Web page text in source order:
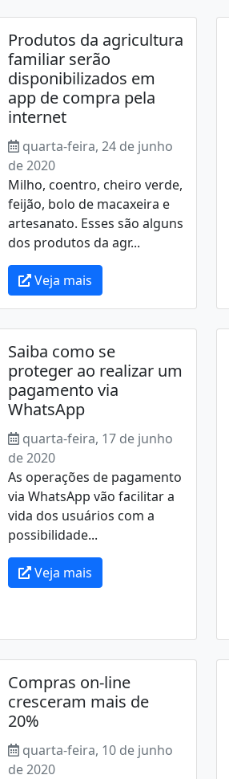
Produtos da agricultura
familiar serão
disponibilizados em
app de compra pela
internet
quarta-feira, 24 de junho
de 2020
Milho, coentro, cheiro verde,
feijão, bolo de macaxeira e
artesanato. Esses são alguns
dos produtos da agr...
Veja mais
Saiba como se
proteger ao realizar um
pagamento via
WhatsApp
quarta-feira, 17 de junho
de 2020
As operações de pagamento
via WhatsApp vão facilitar a
vida dos usuários com a
possibilidade...
Veja mais
Compras on-line
cresceram mais de
20%
quarta-feira, 10 de junho
de 2020